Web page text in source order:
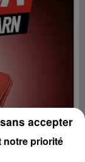
notre priorité
accepter